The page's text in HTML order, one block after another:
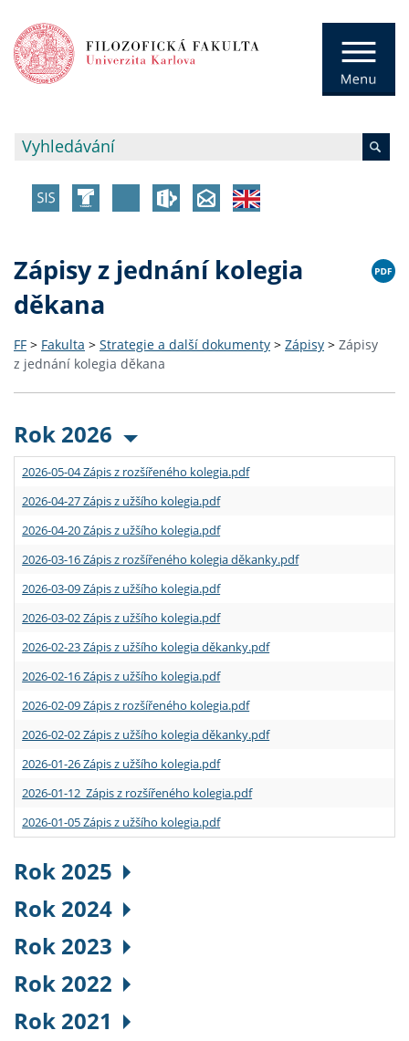
Zápisy z jednání kolegia
děkana
FF > Fakulta > Strategie a další dokumenty > Zápisy > Zápisy
z jednání kolegia děkana
Rok 2026
2026-05-04 Zápis z rozšířeného kolegia.pdf
2026-04-27 Zápis z užšího kolegia.pdf
2026-04-20 Zápis z užšího kolegia.pdf
2026-03-16 Zápis z rozšířeného kolegia děkanky.pdf
2026-03-09 Zápis z užšího kolegia.pdf
2026-03-02 Zápis z užšího kolegia.pdf
2026-02-23 Zápis z užšího kolegia děkanky.pdf
2026-02-16 Zápis z užšího kolegia.pdf
2026-02-09 Zápis z rozšířeného kolegia.pdf
2026-02-02 Zápis z užšího kolegia děkanky.pdf
2026-01-26 Zápis z užšího kolegia.pdf
2026-01-12 Zápis z rozšířeného kolegia.pdf
2026-01-05 Zápis z užšího kolegia.pdf
Rok 2025
Rok 2024
Rok 2023
Rok 2022
Rok 2021